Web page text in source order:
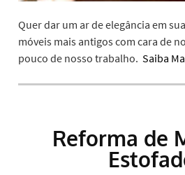
Quer dar um ar de elegância em
móveis mais antigos com cara de
pouco de nosso trabalho. Saiba
Reforma de